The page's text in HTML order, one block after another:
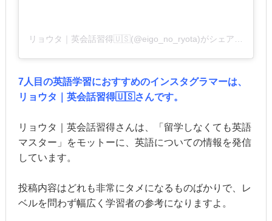
7人目の英語学習におすすめのインスタグラマーは、
リョウタ｜英会話習得🇺🇸さんです。
リョウタ｜英会話習得さんは、「留学しなくても英語
マスター」をモットーに、英語についての情報を発信
しています。
投稿内容はどれも非常にタメになるものばかりで、レ
ベルを問わず幅広く学習者の参考になりますよ。